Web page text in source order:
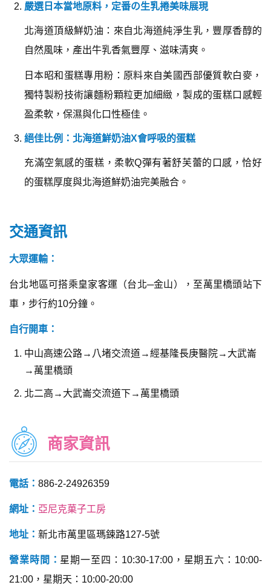
嚴選日本當地原料，定番の生乳捲美味展現
北海道頂級鮮奶油：來自北海道純淨生乳，豐厚香醇的
自然風味，產出牛乳香氣豐厚、滋味清爽。
日本昭和蛋糕專用粉：原料來自美國西部優質軟白麥，
獨特製粉技術讓麵粉顆粒更加細緻，製成的蛋糕口感輕
盈柔軟，保濕與化口性極佳。
絕佳比例：北海道鮮奶油X會呼吸的蛋糕
充滿空氣感的蛋糕，柔軟Q彈有著舒芙蕾的口感，恰好
的蛋糕厚度與北海道鮮奶油完美融合。
交通資訊
大眾運輸：
台北地區可搭乘皇家客運（台北─金山），至萬里橋頭站下
車，步行約10分鐘。
自行開車：
中山高速公路→八堵交流道→經基隆長庚醫院→大武崙
→萬里橋頭
北二高→大武崙交流道下→萬里橋頭
商家資訊
電話： 886-2-24926359
網址： 亞尼克菓子工房
地址： 新北市萬里區瑪鋉路127-5號
營業時間： 星期一至四：10:30-17:00，星期五六：10:00-
21:00，星期天：10:00-20:00